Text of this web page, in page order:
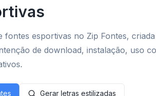
fontes esportivas no Zip Fontes,
de download, instalação, uso
Gerar letras estilizadas